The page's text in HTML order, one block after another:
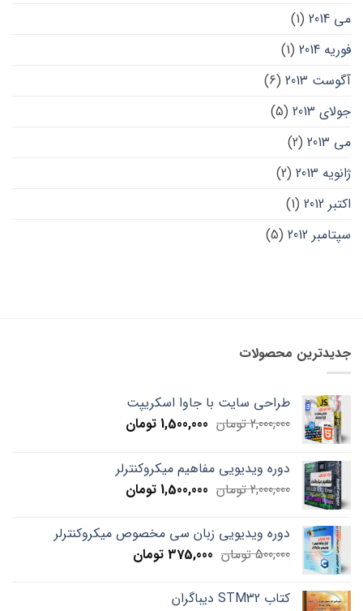
می 2014
(1)
فوریه 2014
(1)
آگوست 2013
(6)
جولای 2013
(5)
می 2013
(2)
ژانویه 2013
(2)
اکتبر 2012
(1)
سپتامبر 2012
(5)
جدیدترین محصولات
طراحی سایت با جاوا اسکریپت
2,000,000 تومان Original
2,000,000 تومان.
1,500,000 تومانCurrent
1,500,000 تومان.دوره ویدیویی مفاهیم میکروکنترلر
2,000,000 تومان Original
was:
2,000,000 تومان.
1,500,000 تومانCurrent
1,500,000 تومان.
دوره ویدیویی زبان سی مخصوص میکروکنترلر
500,000 تومان Original
was:
500,000 تومان.
375,000 تومانCurrent
کتاب STM32 دیباگران